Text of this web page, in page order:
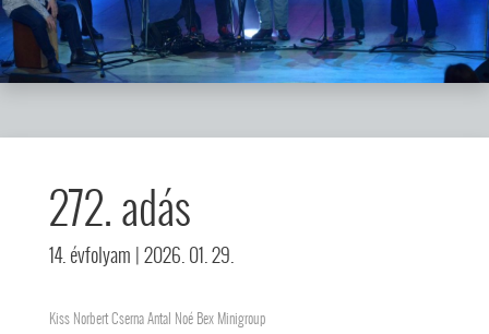
272. adás
14. évfolyam | 2026. 01. 29.
Kiss Norbert Cserna Antal Noé Bex Minigroup